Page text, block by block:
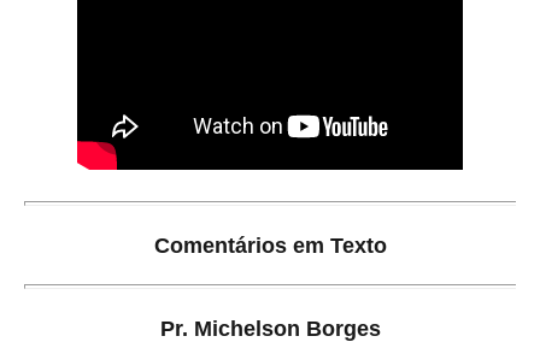
Comentários em Texto
Pr. Michelson Borges